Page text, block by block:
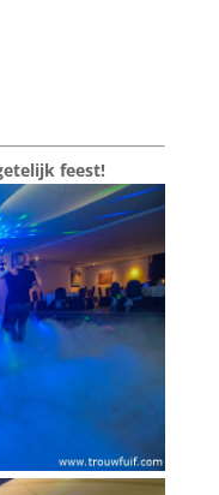
feest!